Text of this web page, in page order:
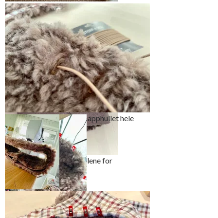
Jeg valgte å sy knapphull til
strikken
Sy sammen de to halsedelene for
så å sy sammen midt bak
Tre strikken igjennom knapphullet hele
veien rundt
kunne jeg